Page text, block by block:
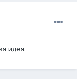
идея.